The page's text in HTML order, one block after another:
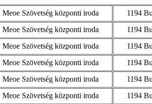
Meoe Szövetség központi iroda
1194
Meoe Szövetség központi iroda
1194
Meoe Szövetség központi iroda
1194
Meoe Szövetség központi iroda
1194
Meoe Szövetség központi iroda
1194
Meoe Szövetség központi iroda
1194